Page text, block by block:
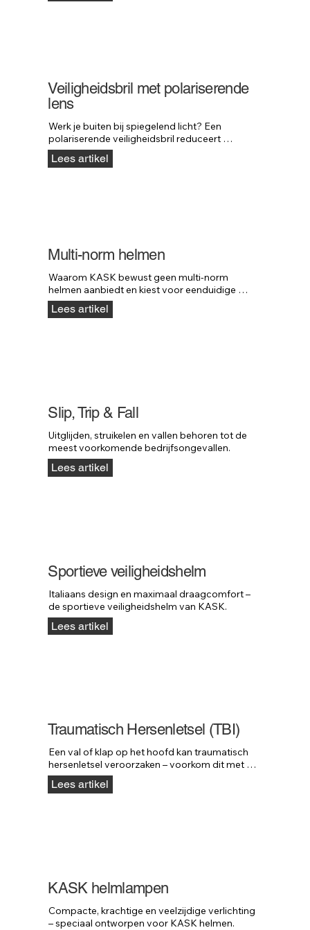
Veiligheidsbril met polariserende
lens
Werk je buiten bij spiegelend licht? Een
polariserende veiligheidsbril reduceert
schittering en verbetert contrast en comfort.
Lees artikel
Multi-norm helmen
Waarom KASK bewust geen multi-norm
helmen aanbiedt en kiest voor eenduidige
veiligheid.
Lees artikel
Slip, Trip & Fall
Uitglijden, struikelen en vallen behoren tot de
meest voorkomende bedrijfsongevallen.
Lees artikel
Sportieve veiligheidshelm
Italiaans design en maximaal draagcomfort –
de sportieve veiligheidshelm van KASK.
Lees artikel
Traumatisch Hersenletsel (TBI)
Een val of klap op het hoofd kan traumatisch
hersenletsel veroorzaken – voorkom dit met
KASK helmen.
Lees artikel
KASK helmlampen
Compacte, krachtige en veelzijdige verlichting
– speciaal ontworpen voor KASK helmen.